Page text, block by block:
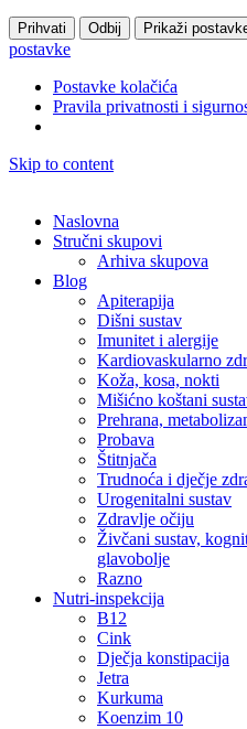
Prihvati Odbij Prikaži
postavke
Postavke kolačića
Pravila privatnosti i
Skip to content
Naslovna
Stručni skupovi
Arhiva skupova
Blog
Apiterapija
Dišni sustav
Imunitet i alergije
Kardiovaskularno
Koža, kosa, nokti
Mišićno koštani
Prehrana,
Probava
Štitnjača
Trudnoća i dječje
Urogenitalni sustav
Zdravlje očiju
Živčani sustav,
glavobolje
Razno
Nutri-inspekcija
B12
Cink
Dječja konstipacija
Jetra
Kurkuma
Koenzim 10